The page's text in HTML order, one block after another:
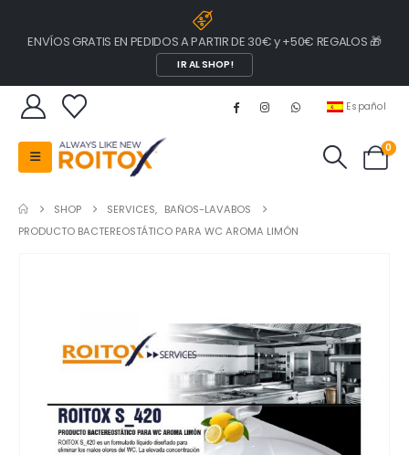
ENVÍOS GRATIS EN PEDIDOS A PARTIR DE 30€ y +50€ REGALOS 🎁
IR AL SHOP!
Español
0
SHOP SERVICES, BAÑOS-LAVABOS
PRODUCTO BACTEREOSTÁTICO PARA WC AROMA LIMÓN